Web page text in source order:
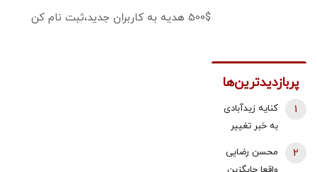
500$ هدیه به کاربران جدید،ثبت نام کن
پربازدیدترین‌ها
کنایه زیدآبادی
به خبر تغییر
عالی امنیت
1
محسن رضایی
2